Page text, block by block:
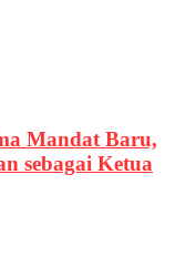
Mandat Baru,
sebagai Ketua